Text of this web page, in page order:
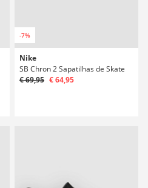
-7%
Nike
SB Chron 2 Sapatilhas de Skate
€ 69,95 € 64,95